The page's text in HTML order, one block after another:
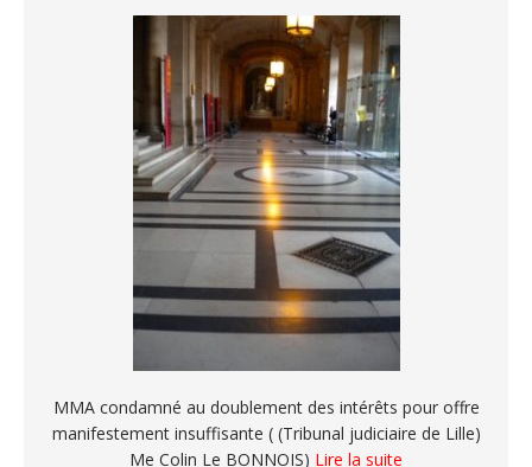
MMA condamné au doublement des intérêts pour offre
manifestement insuffisante ( (Tribunal judiciaire de Lille)
Me Colin Le BONNOIS) Lire la suite